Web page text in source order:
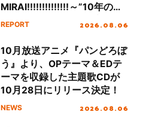
MIRAI!!!!!!!!!!!!!!～”10年の活
動を経てファイナルを迎える
REPORT 2026.08.06
10月放送アニメ『パンどろぼ
う』より、OPテーマ＆EDテ
ーマを収録した主題歌CDが
10月28日にリリース決定！
NEWS 2026.08.06